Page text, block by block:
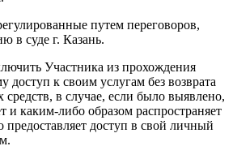
путем переговоров,
в суде г. Казань.
Участника из прохождения
доступ к своим услугам без возврата
в случае, если было выявлено,
и каким-либо образом распространяет
предоставляет доступ в свой личный